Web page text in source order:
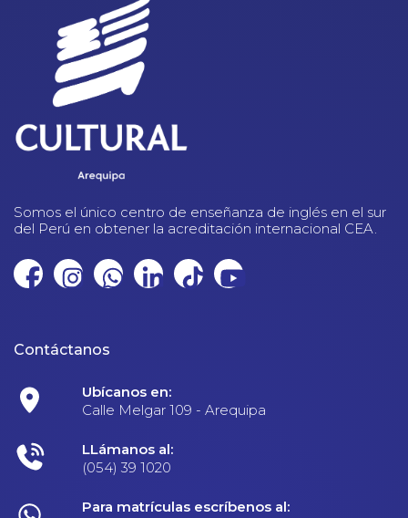
Somos el único centro de enseñanza de inglés en el sur
del Perú en obtener la acreditación internacional CEA.
Contáctanos
Ubícanos en:
Calle Melgar 109 - Arequipa
LLámanos al:
(054) 39 1020
Para matrículas escríbenos al: